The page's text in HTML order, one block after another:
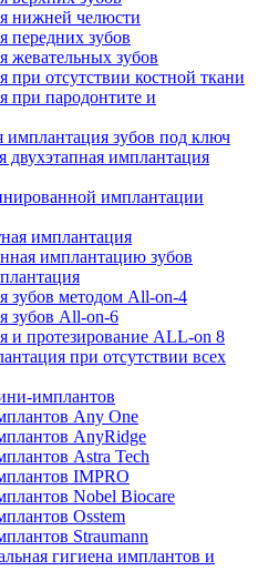
нижней челюсти
передних зубов
жевательных зубов
при отсутствии костной ткани
при пародонтите и
имплантация зубов под ключ
двухэтапная имплантация
имплантации
имплантация
имплантацию зубов
зубов методом All-on-4
зубов All-on-6
и протезирование ALL-on 8
при отсутствии всех
имплантов
Any One
AnyRidge
Astra Tech
IMPRO
Nobel Biocare
Osstem
Straumann
гигиена имплантов и